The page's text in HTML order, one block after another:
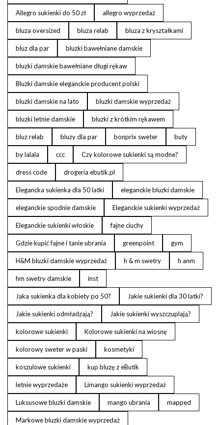
Allegro sukienki do 50 zł allegro wyprzedaż
bluza oversized bluza relab bluza z kryształkami
bluz dla par bluzki bawełniane damskie
bluzki damskie bawełniane długi rękaw
Bluzki damskie eleganckie producent polski
bluzki damskie na lato bluzki damskie wyprzedaż
bluzki letnie damskie bluzki z krótkim rękawem
bluz relab bluzy dla par bonprix sweter buty
by lalala ccc Czy kolorowe sukienki są modne?
dress code drogeria ebutik.pl
Elegancka sukienka dla 50 latki eleganckie bluzki damskie
eleganckie spodnie damskie Eleganckie sukienki wyprzedaż
Eleganckie sukienki włoskie fajne ciuchy
Gdzie kupić fajne i tanie ubrania greenpoint gym
H&M bluzki damskie wyprzedaż h & m swetry h anm
hm swetry damskie inst
Jaka sukienka dla kobiety po 50? Jakie sukienki dla 30 latki?
Jakie sukienki odmładzają? Jakie sukienki wyszczuplają?
kolorowe sukienki Kolorowe sukienki na wiosnę
kolorowy sweter w paski kosmetyki
koszulowe sukienki kup bluzę z eButik
letnie wyprzedaże Limango sukienki wyprzedaż
Luksusowe bluzki damskie mango ubrania mapped
Markowe bluzki damskie wyprzedaż